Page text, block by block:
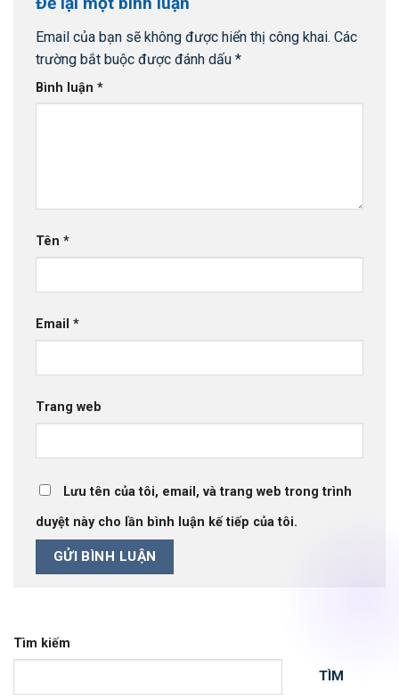
Email của bạn sẽ không được hiển thị công khai. Các
trường bắt buộc được đánh dấu *
Bình luận *
Tên *
Email *
Trang web
Lưu tên của tôi, email, và trang web trong trình
duyệt này cho lần bình luận kế tiếp của tôi.
Tìm kiếm
TÌM